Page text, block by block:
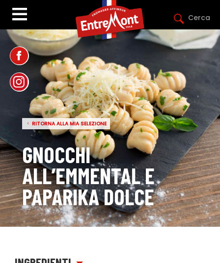
Cerca
RITORNA ALLA MIA SELEZIONE
GNOCCHI
ALL’EMMENTAL E
PAPARIKA DOLCE